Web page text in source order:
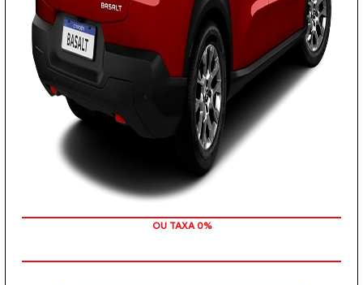
COM SEU USADO NA TROCA